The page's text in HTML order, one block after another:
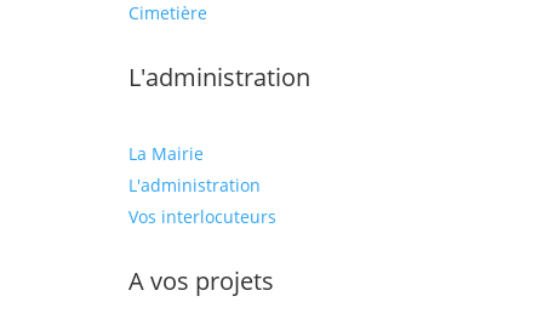
Cimetière
L'administration
La Mairie
L'administration
Vos interlocuteurs
A vos projets